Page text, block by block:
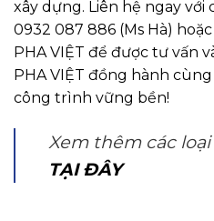
xây dựng. Liên hệ ngay
0932 087 886 (Ms Hà)
PHA VIỆT để được tư vấn
PHA VIỆT đồng hành
công trình vững bền!
Xem thêm các
TẠI ĐÂY